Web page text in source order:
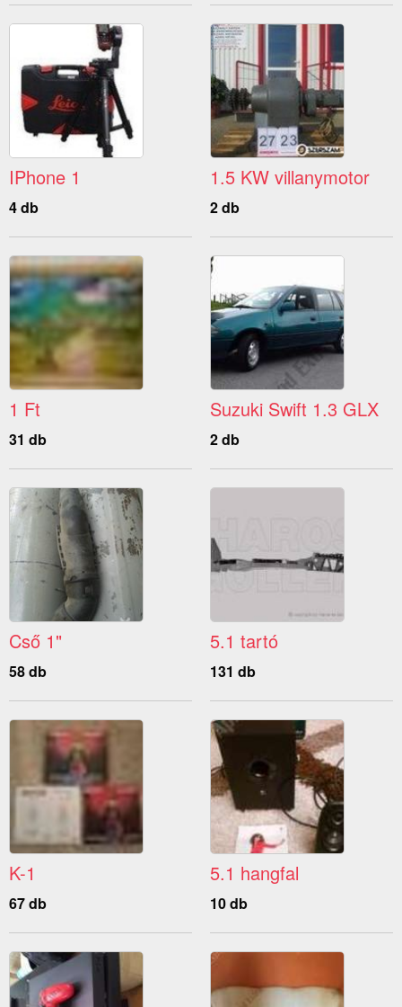
IPhone 1
4 db
1.5 KW villanymotor
2 db
1 Ft
31 db
Suzuki Swift 1.3 GLX
2 db
Cső 1"
58 db
5.1 tartó
131 db
K-1
67 db
5.1 hangfal
10 db